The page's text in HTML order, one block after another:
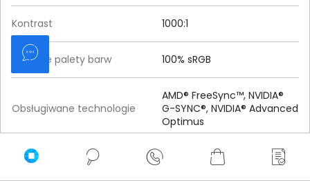
Kontrast 1000:1
Pokrycie palety barw 100% sRGB
Obsługiwane technologie
AMD® FreeSync™, NVIDIA®
G-SYNC®, NVIDIA® Advanced
Optimus
Częstotliwość odświeżania
matrycy
165 Hz